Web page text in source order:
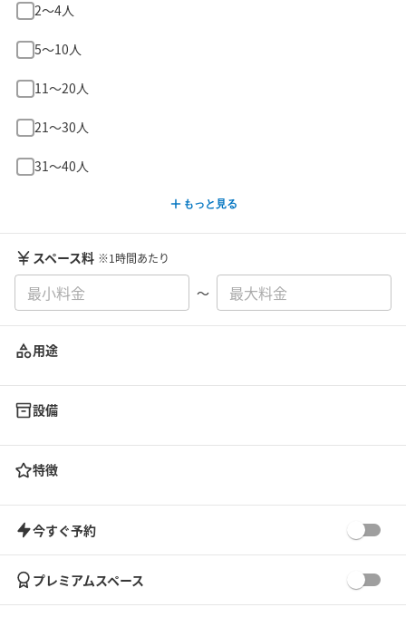
2〜4人
5〜10人
11〜20人
21〜30人
31〜40人
もっと見る
スペース料 ※1時間あたり
〜
用途
設備
特徴
今すぐ予約
プレミアムスペース